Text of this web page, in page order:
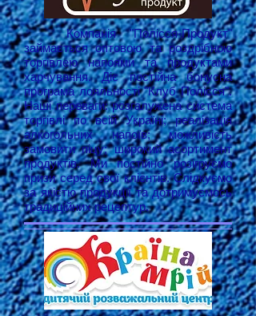
Компанія "Полісся-Продукт"
займається оптовою та роздрібною
торгівлею напоями та продуктами
харчування. Діє постійна бонусна
програма лояльності "Клуб Полісся".
Наші переваги: розгалужена система
торгівлі по всій Україні; реалізація
алкогольних напоїв; можливість
замовити піцу; широкий асортимент
продуктів. Ми постійно розігруємо
призи серед свої клієнтів. Слідкуємо
за якістю продукції та дотримуємось
традиційних рецептур.